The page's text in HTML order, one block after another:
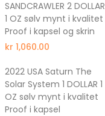
SANDCRAWLER 2 DOLLAR
1 OZ sølv mynt i kvalitet
Proof i kapsel og skrin
kr 1,060.00
2022 USA Saturn The
Solar System 1 DOLLAR 1
OZ sølv mynt i kvalitet
Proof i kapsel